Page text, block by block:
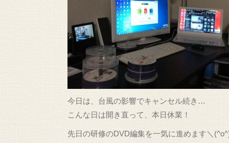
今日は、台風の影響でキャンセル続き…
こんな日は開き直って、本日休業！
先日の研修のDVD編集を一気に進めます＼